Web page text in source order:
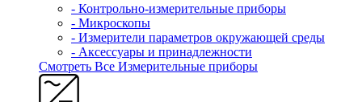
- Контрольно-измерительные приборы
- Микроскопы
- Измерители параметров окружающей среды
- Аксессуары и принадлежности
Смотреть Все Измерительные приборы